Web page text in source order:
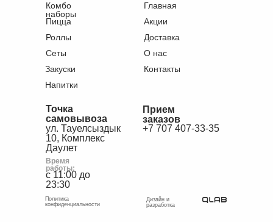
+7 707 407-33-35
Прием
заказов
ул. Тауелсыздык
10, Комплекс
Даулет
Точка
самовывоза
с 11:00 до
23:30
Время
работы:
Дизайн и
разработка
Политика
конфиденциальности
Главная
Доставка
О нас
Контакты
Акции
Комбо
наборы
Роллы
Сеты
Закуски
Напитки
Пицца